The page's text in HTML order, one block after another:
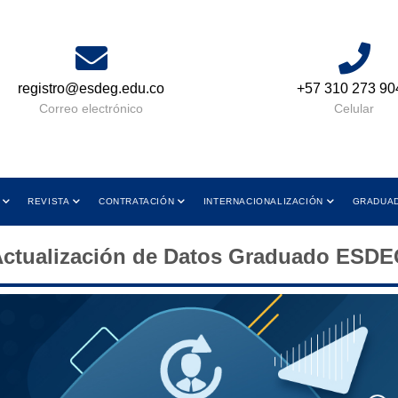
registro@esdeg.edu.co
Correo electrónico
+57 310 273
Celular
REVISTA CONTRATACIÓN INTERNACIONALIZACIÓN
de Datos Graduado